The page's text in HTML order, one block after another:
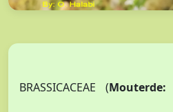
Mouterde: